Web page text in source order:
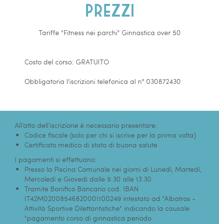
Prezzi
Tariffe "Fitness nei parchi" Ginnastica over 50
Costo del corso: GRATUITO
Obbligatoria l'iscrizioni telefonica al n° 030872430
All’atto dell’iscrizione è necessario presentare:
Codice fiscale (solo per chi si iscrive per la prima volta)
Certificato medico di stato di buona salute
I pagamenti si effettuano:
Presso la Piscina Comunale nei giorni di Lunedì, Martedì,
Mercoledì e Giovedì dalle 9.30 alle 13.30
Tramite Bonifico Bancario cod. IBAN
IT42M02008546820001100249 intestato ad "Albatros -
Attività Sportive Dilettantistiche" indicando la causale
"pagamento corso di ginnastica periodo